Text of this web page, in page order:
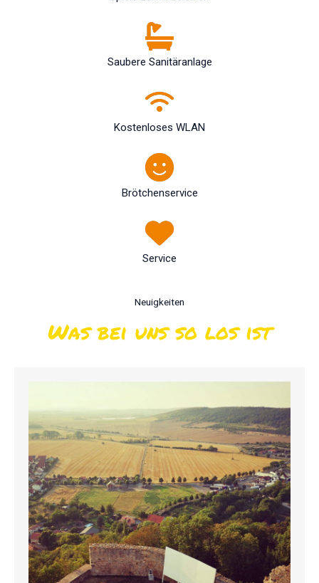
Saubere Sanitäranlage
Kostenloses WLAN
Brötchenservice
Service
Neuigkeiten
Was bei uns so los ist